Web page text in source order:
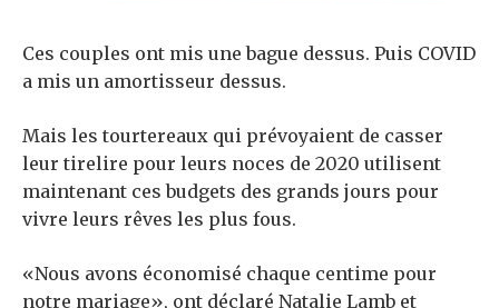
Ces couples ont mis une bague dessus. Puis COVID
a mis un amortisseur dessus.
Mais les tourtereaux qui prévoyaient de casser
leur tirelire pour leurs noces de 2020 utilisent
maintenant ces budgets des grands jours pour
vivre leurs rêves les plus fous.
«Nous avons économisé chaque centime pour
notre mariage», ont déclaré Natalie Lamb et